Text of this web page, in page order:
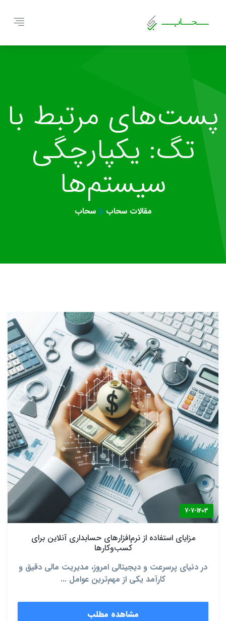
پست‌های مرتبط با
تگ: یکپارچگی
سیستم‌ها
مقالات سحاب سحاب
7-7-1403
مزایای استفاده از نرم‌افزارهای حسابداری آنلاین برای
کسب‌وکارها
در دنیای پرسرعت و دیجیتالی امروز، مدیریت مالی دقیق و
کارآمد یکی از مهم‌ترین عوامل ...
مشاهده مطلب